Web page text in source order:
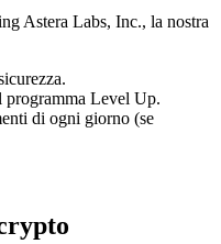
Astera Labs, Inc., la nostra
programma Level Up.
di ogni giorno (se